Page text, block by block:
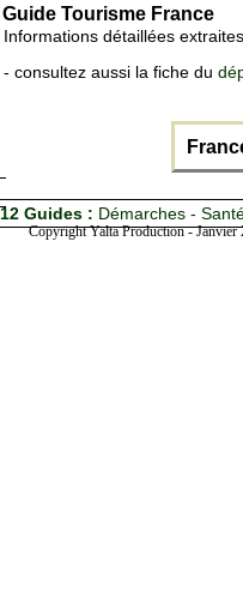
Guide Tourisme France
Informations détaillées
- consultez aussi la fiche du
12 Guides : Démarches -
Copyright Yalta Production -